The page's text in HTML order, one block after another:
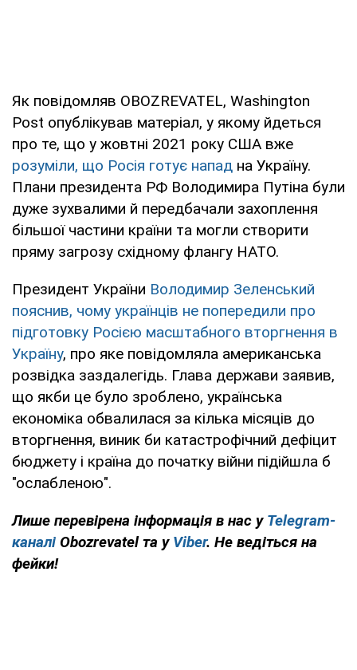
Як повідомляв OBOZREVATEL, Washington
Post опублікував матеріал, у якому йдеться
про те, що у жовтні 2021 року США вже
розуміли, що Росія готує напад на Україну.
Плани президента РФ Володимира Путіна були
дуже зухвалими й передбачали захоплення
більшої частини країни та могли створити
пряму загрозу східному флангу НАТО.
Президент України Володимир Зеленський
пояснив, чому українців не попередили про
підготовку Росією масштабного вторгнення в
Україну, про яке повідомляла американська
розвідка заздалегідь. Глава держави заявив,
що якби це було зроблено, українська
економіка обвалилася за кілька місяців до
вторгнення, виник би катастрофічний дефіцит
бюджету і країна до початку війни підійшла б
"ослабленою".
Лише перевірена інформація в нас у Telegram-
каналі Obozrevatel та у Viber. Не ведіться на
фейки!